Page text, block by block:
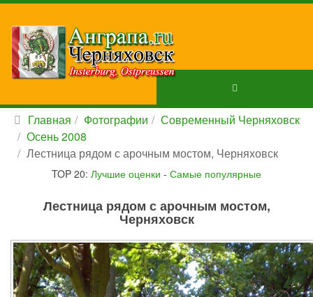
Главная Фотографии
Современный Черняховск
Осень 2008
Лестница рядом с арочным мостом, Черняховск
TOP 20: Лучшие оценки - Самые популярные
Лестница рядом с арочным мостом,
Черняховск